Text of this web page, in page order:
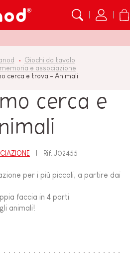
Giochi da tavolo
e associazione
cerca e trova - Animali
cerca e
Rif.J02455
per i più piccoli, a partire dai
faccia in 4 parti
animali!